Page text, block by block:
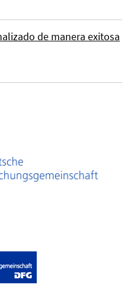
de manera exitosa